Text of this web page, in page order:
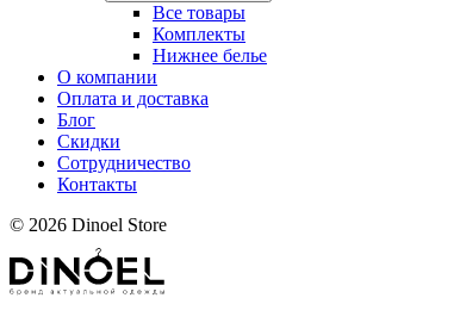
Все товары
Комплекты
Нижнее белье
О компании
Оплата и доставка
Блог
Скидки
Сотрудничество
Контакты
© 2026 Dinoel Store